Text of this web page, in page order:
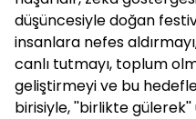
düşüncesiyle doğan
insanlara nefes
canlı tutmayı, toplum
geliştirmeyi ve bu
birisiyle, ''birlikte gülerek''